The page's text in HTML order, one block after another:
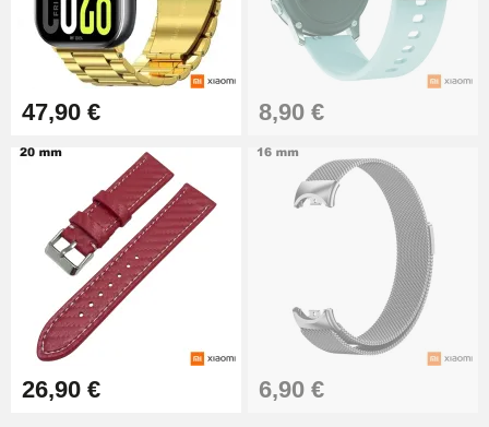
47,90 € 8,90 €
26,90 € 6,90 €